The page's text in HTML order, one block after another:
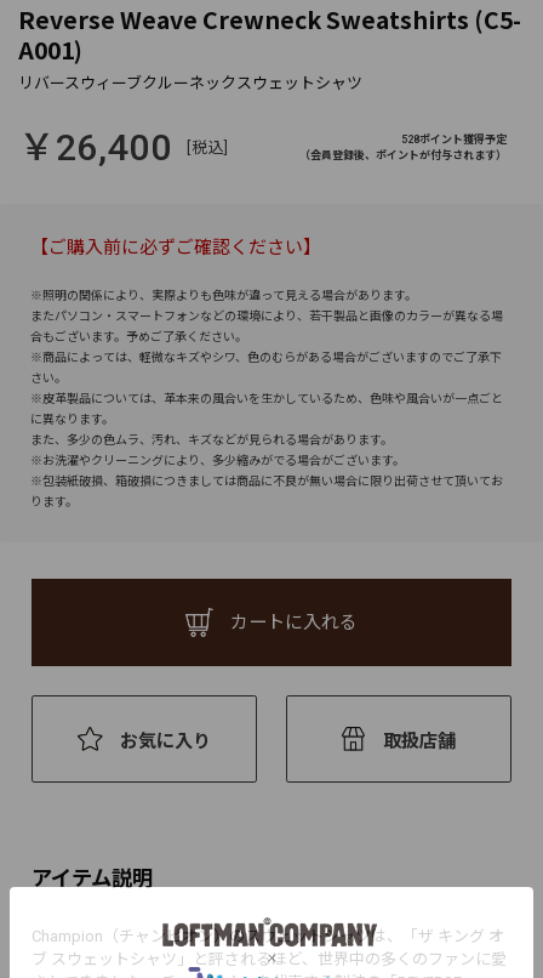
Reverse Weave Crewneck Sweatshirts (C5-
A001)
￥26,400 [税込]
528ポイント獲得予定
（会員登録後、ポイントが付与されます）
【ご購入前に必ずご確認ください】
※照明の関係により、実際よりも色味が違って見える場合があります。
またパソコン・スマートフォンなどの環境により、若干製品と画像のカラーが異なる場
合もございます。予めご了承ください。
※商品によっては、軽微なキズやシワ、色のむらがある場合がございますのでご了承下
さい。
※皮革製品については、革本来の風合いを生かしているため、色味や風合いが一点ごと
に異なります。
また、多少の色ムラ、汚れ、キズなどが見られる場合があります。
※お洗濯やクリーニングにより、多少縮みがでる場合がございます。
※包装紙破損、箱破損につきましては商品に不良が無い場合に限り出荷させて頂いてお
ります。
カートに入れる
お気に入り 取扱店舗
アイテム説明
Champion（チャンピオン）のスウェットシャツは、「ザ キング オ
ブ スウェットシャツ」と評されるほど、世界中の多くのファンに愛